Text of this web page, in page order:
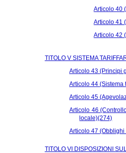
Articolo 40
Articolo 41
Articolo 42
TITOLO V SISTEMA
Articolo 43 (Principi
Articolo 44
Articolo 45
Articolo 46
locale)(274)
Articolo 47
TITOLO VI DISPOSIZIONI